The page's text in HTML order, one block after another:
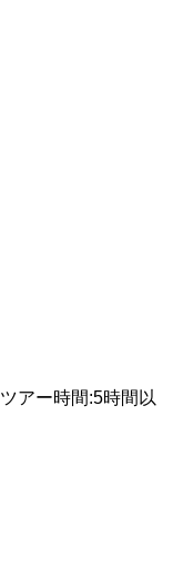
ツアー時間:5時間以